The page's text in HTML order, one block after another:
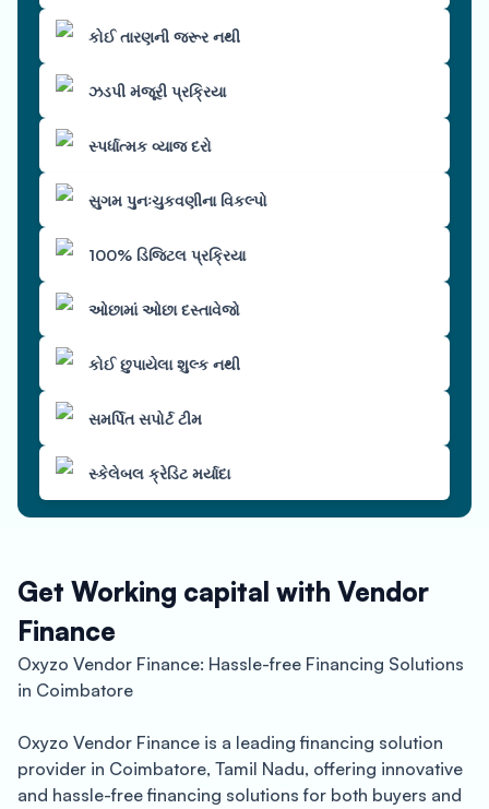
કોઈ તારણની જરૂર નથી
ઝડપી મંજૂરી પ્રક્રિયા
સ્પર્ધાત્મક વ્યાજ દરો
સુગમ પુનઃચુકવણીના વિકલ્પો
100% ડિજિટલ પ્રક્રિયા
ઓછામાં ઓછા દસ્તાવેજો
કોઈ છુપાયેલા શુલ્ક નથી
સમર્પિત સપોર્ટ ટીમ
સ્કેલેબલ ક્રેડિટ મર્યાદા
Get Working capital with Vendor
Finance
Oxyzo Vendor Finance: Hassle-free Financing Solutions
in Coimbatore
Oxyzo Vendor Finance is a leading financing solution
provider in Coimbatore, Tamil Nadu, offering innovative
and hassle-free financing solutions for both buyers and